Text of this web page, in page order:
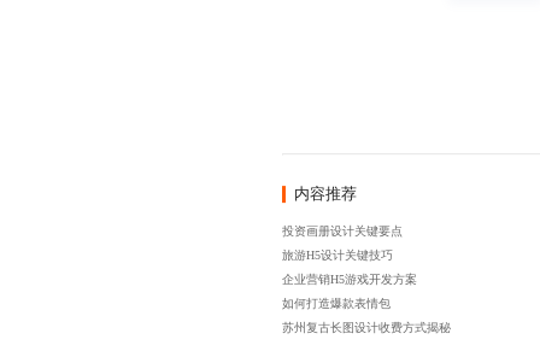
内容推荐
投资画册设计关键要点
旅游H5设计关键技巧
企业营销H5游戏开发方案
如何打造爆款表情包
苏州复古长图设计收费方式揭秘